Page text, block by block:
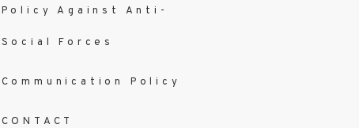
Policy Against Anti-
Social Forces
Communication Policy
CONTACT